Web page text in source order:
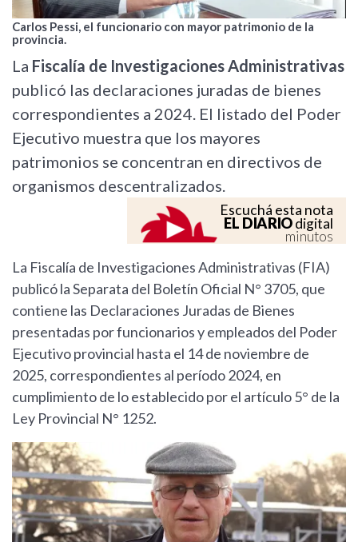
Carlos Pessi, el funcionario con mayor patrimonio de la
provincia.
La Fiscalía de Investigaciones Administrativas
publicó las declaraciones juradas de bienes
correspondientes a 2024. El listado del Poder
Ejecutivo muestra que los mayores
patrimonios se concentran en directivos de
organismos descentralizados.
Escuchá esta nota
EL DIARIOdigital
minutos
La Fiscalía de Investigaciones Administrativas (FIA)
publicó la Separata del Boletín Oficial N° 3705, que
contiene las Declaraciones Juradas de Bienes
presentadas por funcionarios y empleados del Poder
Ejecutivo provincial hasta el 14 de noviembre de
2025, correspondientes al período 2024, en
cumplimiento de lo establecido por el artículo 5° de la
Ley Provincial N° 1252.